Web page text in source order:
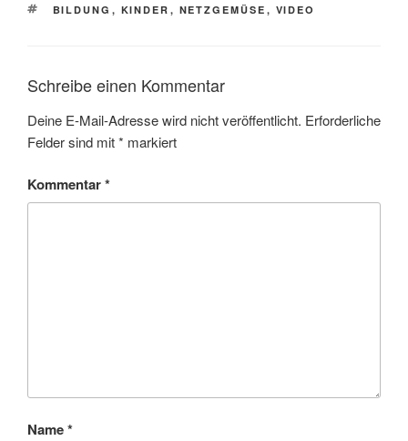
SCHLAGWÖRTER
BILDUNG , KINDER , NETZGEMÜSE , VIDEO
Schreibe einen Kommentar
Deine E-Mail-Adresse wird nicht veröffentlicht. Erforderliche
Felder sind mit* markiert
Kommentar*
Name*